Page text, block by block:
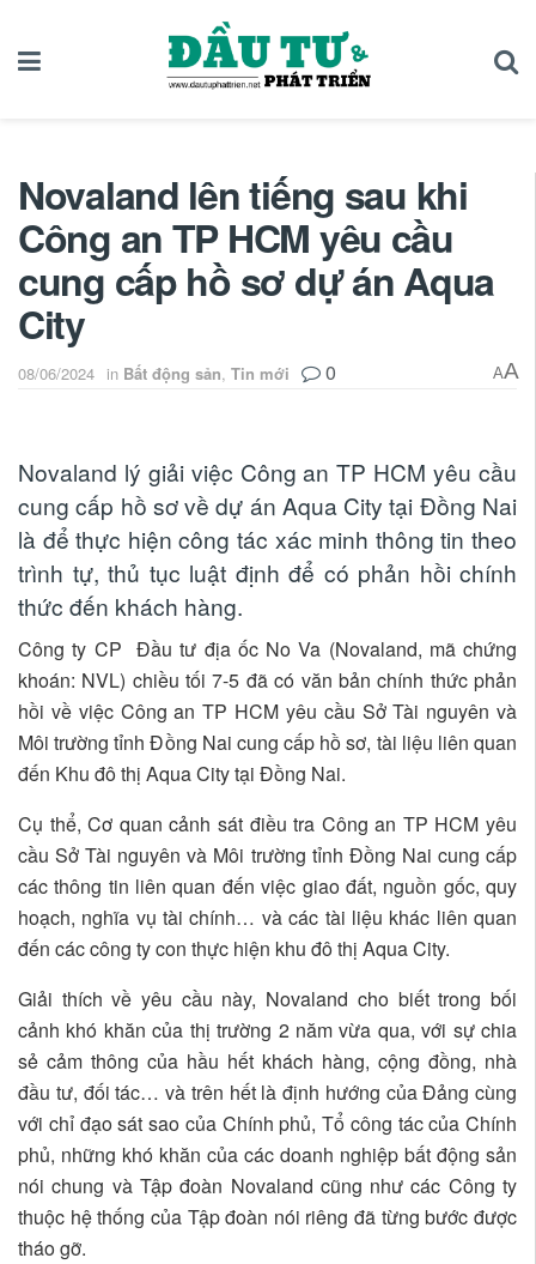
Novaland lên tiếng sau khi
Công an TP HCM yêu cầu
cung cấp hồ sơ dự án Aqua
City
08/06/2024 in Bất động sản, Tin mới 0 AA
Novaland lý giải việc Công an TP HCM yêu cầu
cung cấp hồ sơ về dự án Aqua City tại Đồng Nai
là để thực hiện công tác xác minh thông tin theo
trình tự, thủ tục luật định để có phản hồi chính
thức đến khách hàng.
Công ty CP Đầu tư địa ốc No Va (Novaland, mã chứng
khoán: NVL) chiều tối 7-5 đã có văn bản chính thức phản
hồi về việc Công an TP HCM yêu cầu Sở Tài nguyên và
Môi trường tỉnh Đồng Nai cung cấp hồ sơ, tài liệu liên quan
đến Khu đô thị Aqua City tại Đồng Nai.
Cụ thể, Cơ quan cảnh sát điều tra Công an TP HCM yêu
cầu Sở Tài nguyên và Môi trường tỉnh Đồng Nai cung cấp
các thông tin liên quan đến việc giao đất, nguồn gốc, quy
hoạch, nghĩa vụ tài chính… và các tài liệu khác liên quan
đến các công ty con thực hiện khu đô thị Aqua City.
Giải thích về yêu cầu này, Novaland cho biết trong bối
cảnh khó khăn của thị trường 2 năm vừa qua, với sự chia
sẻ cảm thông của hầu hết khách hàng, cộng đồng, nhà
đầu tư, đối tác… và trên hết là định hướng của Đảng cùng
với chỉ đạo sát sao của Chính phủ, Tổ công tác của Chính
phủ, những khó khăn của các doanh nghiệp bất động sản
nói chung và Tập đoàn Novaland cũng như các Công ty
thuộc hệ thống của Tập đoàn nói riêng đã từng bước được
tháo gỡ.